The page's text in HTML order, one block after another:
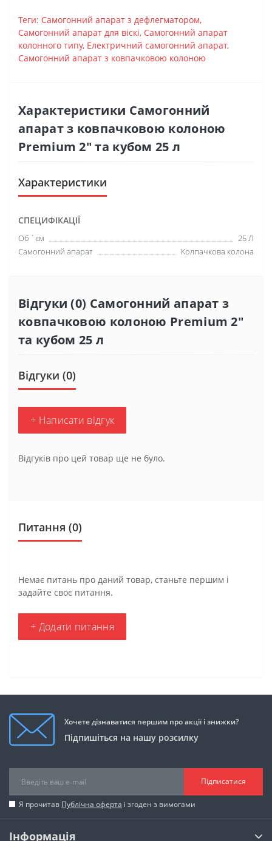
Теги: Самогонний апарат з дефлегматором,
Самогонний апарат для віскі, Самогонний апарат
колонного типу, Електричний самогонний апарат,
Самогонний апарат з ковпачковою колоною
Характеристики Самогонний
апарат з ковпачковою колоною
Premium 2″ та кубом 25 л
Характеристики
СПЕЦИФІКАЦІЇ
Об `єм
25 Л
Самогонний апарат
Колпачкова колона
Відгуки (0) Самогонний апарат з
ковпачковою колоною Premium 2″
та кубом 25 л
Відгуки (0)
+ Написати відгук
Відгуків про цей товар ще не було.
Питання (0)
Немає питань про даний товар, станьте першим і
задайте своє питання.
+ Додати питання
Хочете дізнаватися першим про акції і знижки?
Підпишіться на нашу розсилку
Підписатися
Я прочитав Публічна оферта і згоден з вимогами
Інформація